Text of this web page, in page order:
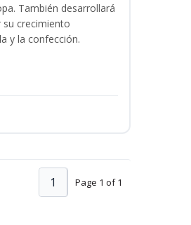
También desarrollará
crecimiento
y la confección.
Page 1 of 1
1